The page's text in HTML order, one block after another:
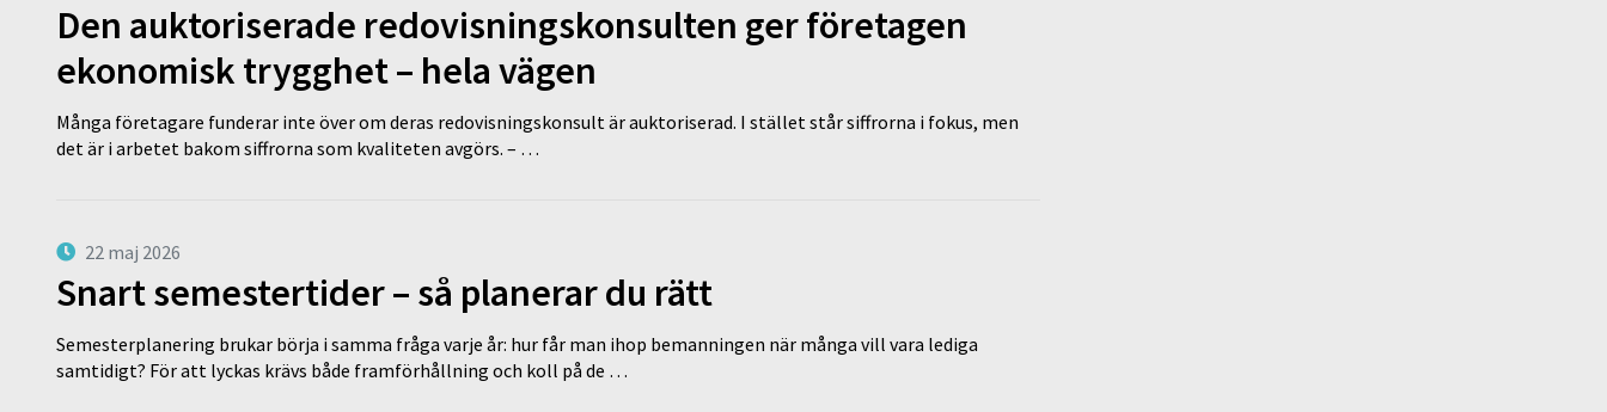
Den auktoriserade redovisningskonsulten ger företagen
ekonomisk trygghet – hela vägen
Många företagare funderar inte över om deras redovisningskonsult är auktoriserad. I stället står siffrorna i fokus, men
det är i arbetet bakom siffrorna som kvaliteten avgörs. – …
22 maj 2026
Snart semestertider – så planerar du rätt
Semesterplanering brukar börja i samma fråga varje år: hur får man ihop bemanningen när många vill vara lediga
samtidigt? För att lyckas krävs både framförhållning och koll på de …